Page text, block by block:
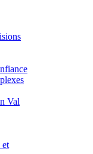
Val
et